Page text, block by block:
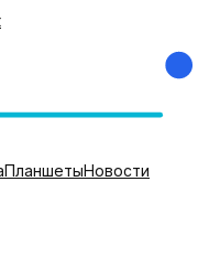
ПланшетыНовости